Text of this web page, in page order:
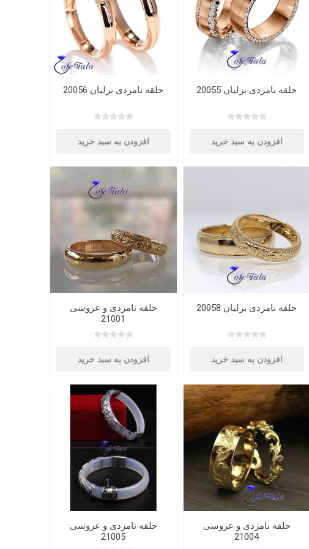
حلقه نامزدی برلیان 20055
افزودن به سبد خرید
حلقه نامزدی برلیان 20056
افزودن به سبد خرید
حلقه نامزدی برلیان 20058
افزودن به سبد خرید
حلقه نامزدی و عروسی
21001
افزودن به سبد خرید
حلقه نامزدی و عروسی
21004
حلقه نامزدی و عروسی
21005